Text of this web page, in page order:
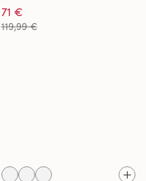
71 €
119,99 €